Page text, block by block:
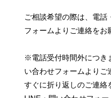
ご相談希望の際は、電
フォームよりご連絡をお
※電話受付時間外につき
い合わせフォームより
すぐに折り返しのご連絡